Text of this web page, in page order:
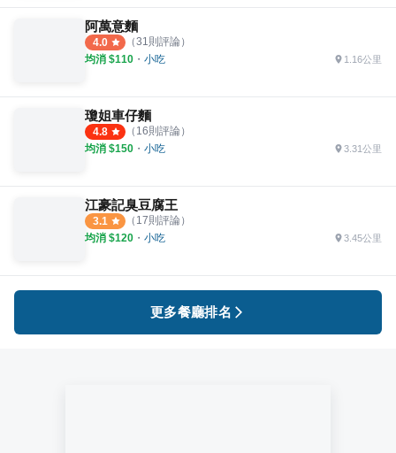
阿萬意麵
4.0 （31 則評論）
均消 $110 ・ 小吃 1.16公里
瓊姐車仔麵
4.8 （ 16則評論）
均消 $150 ・ 小吃 3.31公里
江豪記臭豆腐王
3.1 （ 17則評論）
均消 $120 ・ 小吃 3.45公里
更多餐廳排名